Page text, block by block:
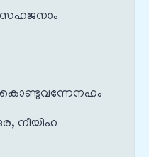
സഹജനാം
കൊണ്ടുവന്നേനഹം
നീയിഹ